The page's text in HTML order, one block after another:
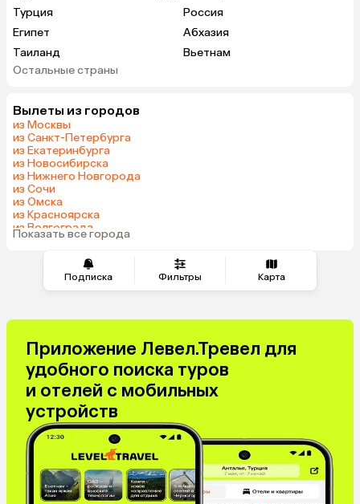
Подписка Фильтры Карта
Турция
Россия
Египет
Абхазия
Таиланд
Вьетнам
ОАЭ
Остальные страны
Вылеты из городов
из Москвы
из Санкт-Петербурга
из Екатеринбурга
из Новосибирска
из Нижнего Новгорода
из Сочи
из Омска
из Красноярска
из Волгограда
Показать все города
Приложение Левел.Тревел для
удобного поиска туров
и отелей с мобильных
устройств